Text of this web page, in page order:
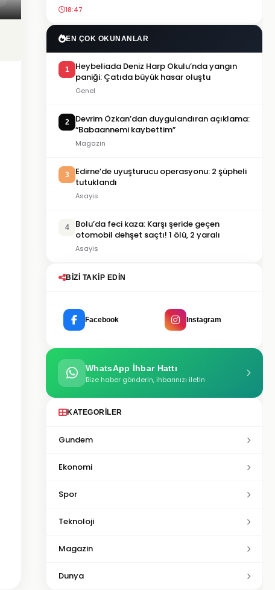
18:47
EN ÇOK OKUNANLAR
1
Heybeliada Deniz Harp Okulu’nda yangın
paniği: Çatıda büyük hasar oluştu
Genel
2
Devrim Özkan’dan duygulandıran açıklama:
“Babaannemi kaybettim”
Magazin
3
Edirne’de uyuşturucu operasyonu: 2 şüpheli
tutuklandı
Asayis
4
Bolu’da feci kaza: Karşı şeride geçen
otomobil dehşet saçtı! 1 ölü, 2 yaralı
Asayis
BIZI TAKIP EDIN
Facebook Instagram
WhatsApp İhbar Hattı
Bize haber gönderin, ihbarınızı iletin
KATEGORILER
Gundem
Ekonomi
Spor
Teknoloji
Magazin
Dunya